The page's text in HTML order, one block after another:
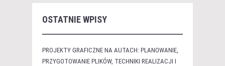
OSTATNIE WPISY
PROJEKTY GRAFICZNE NA AUTACH: PLANOWANIE,
PRZYGOTOWANIE PLIKÓW, TECHNIKI REALIZACJI I